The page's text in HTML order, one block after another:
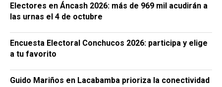
Electores en Áncash 2026: más de 969 mil acudirán a
las urnas el 4 de octubre
Encuesta Electoral Conchucos 2026: participa y elige
a tu favorito
Guido Mariños en Lacabamba prioriza la conectividad